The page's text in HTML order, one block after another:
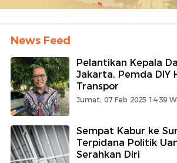
2024
Terkini
dan
Terbaru
News Feed
Pelantikan Kepala
Jakarta, Pemda DIY
Transpor
Jumat, 07 Feb 2025 14:39
Sempat Kabur ke
Terpidana Politik
Serahkan Diri